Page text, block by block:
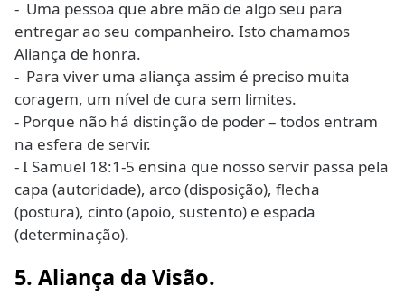
- Uma pessoa que abre mão de algo seu para
entregar ao seu companheiro. Isto chamamos
Aliança de honra.
- Para viver uma aliança assim é preciso muita
coragem, um nível de cura sem limites.
- Porque não há distinção de poder – todos entram
na esfera de servir.
- I Samuel 18:1-5 ensina que nosso servir passa pela
capa (autoridade), arco (disposição), flecha
(postura), cinto (apoio, sustento) e espada
(determinação).
5. Aliança da Visão.